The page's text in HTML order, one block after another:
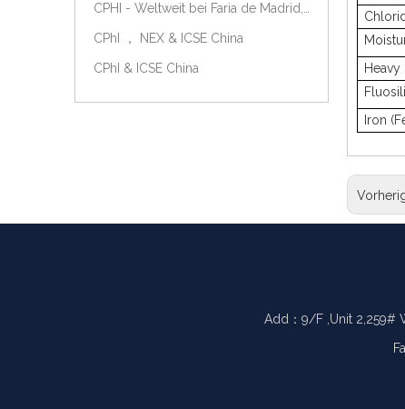
CPhI ， NEX & ICSE China
CPhI & ICSE China
Heavy
Iron
Add：9/F ,Unit 2,259#